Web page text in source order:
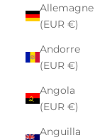
Allemagne
(EUR €)
Andorre
(EUR €)
Angola
(EUR €)
Anguilla